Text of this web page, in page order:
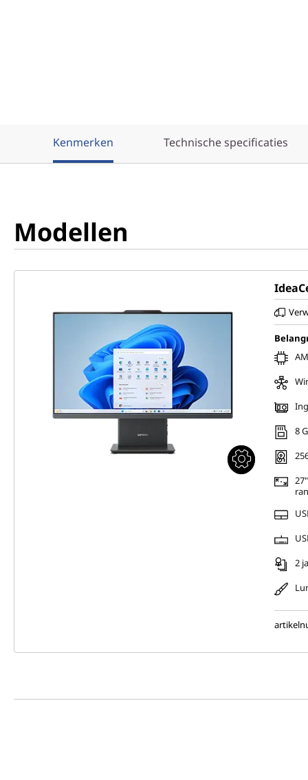
Kenmerken Technische specificaties
Modellen
8
2